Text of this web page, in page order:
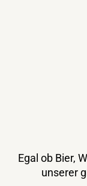
Egal ob Bier,
unserer